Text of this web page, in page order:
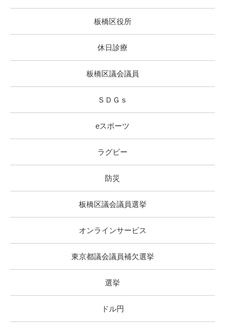
板橋区役所
休日診療
板橋区議会議員
ＳＤＧｓ
eスポーツ
ラグビー
防災
板橋区議会議員選挙
オンラインサービス
東京都議会議員補欠選挙
選挙
ドル円